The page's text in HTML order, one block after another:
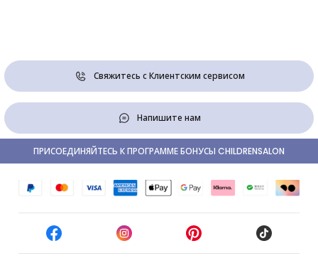
Свяжитесь с Клиентским сервисом
Напишите нам
ПРИСОЕДИНЯЙТЕСЬ К ПРОГРАММЕ БОНУСЫ CHILDRENSALON